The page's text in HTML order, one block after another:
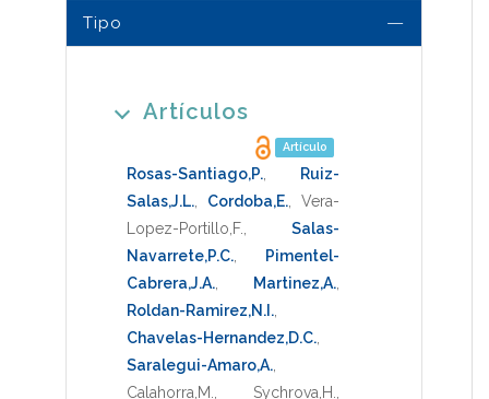
Tipo
Artículos
Artículo
Rosas-Santiago,P.
Ruiz-
Salas,J.L.
Cordoba,E.
Vera-
Lopez-Portillo,F.
Salas-
Navarrete,P.C.
Pimentel-
Cabrera,J.A.
Martinez,A.
Roldan-Ramirez,N.I.
Chavelas-Hernandez,D.C.
Saralegui-Amaro,A.
Calahorra,M.
Sychrova,H.